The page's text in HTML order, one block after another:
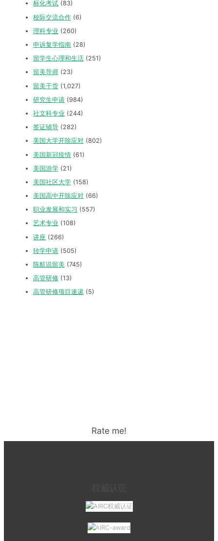
标化考试 (83)
校际交流合作 (6)
理科专业 (260)
申诉复学指南 (28)
留学生心理和生活 (251)
留美导师 (23)
留美干货 (1,027)
研究生申请 (984)
社文科专业 (244)
签证辅导 (282)
美国大学开除应对 (802)
美国新冠疫情 (61)
美国游学 (21)
美国社区大学 (158)
美国高中开除应对 (66)
职业发展和实习 (557)
艺术专业 (108)
讲座 (266)
转学申请 (505)
陈航说留美 (745)
高管研修 (13)
高管研修项目速递 (5)
Rate me!